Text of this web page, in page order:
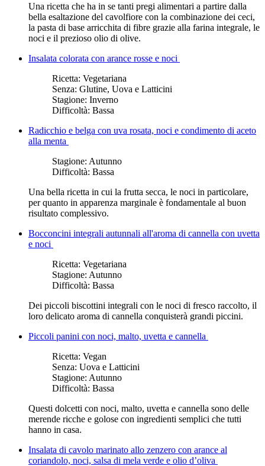
Una ricetta che ha in se tanti pregi alimentari a partire dalla
bella esaltazione del cavolfiore con la combinazione dei ceci,
la pasta di base arricchita di fibre grazie alla farina integrale, le
noci e il prezioso olio di olive.
Insalata colorata con arance rosse e noci
Ricetta: Vegetariana
Senza: Glutine, Uova e Latticini
Stagione: Inverno
Difficoltà: Bassa
Radicchio e belga con uva rosata, noci e condimento di aceto
alla menta
Stagione: Autunno
Difficoltà: Bassa
Una bella ricetta in cui la frutta secca, le noci in particolare,
per quanto in apparenza marginale è fondamentale al buon
risultato complessivo.
Bocconcini integrali autunnali all'aroma di cannella con uvetta
e noci
Ricetta: Vegetariana
Stagione: Autunno
Difficoltà: Bassa
Dei piccoli biscottini integrali con le noci di fresco raccolto, il
loro delicato aroma di cannella conquisterà grandi piccini.
Piccoli panini con noci, malto, uvetta e cannella
Ricetta: Vegan
Senza: Uova e Latticini
Stagione: Autunno
Difficoltà: Bassa
Questi dolcetti con noci, malto, uvetta e cannella sono delle
merende ricche e golose con ingredienti semplici che tutti
hanno in casa.
Insalata di cavolo marinato allo zenzero con arance al
coriandolo, noci, salsa di mela verde e olio d’oliva